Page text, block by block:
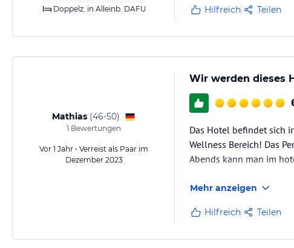
Doppelz. in Alleinb. DAFU
Hilfreich Teilen
Mathias (46-50)
1 Bewertungen
Vor 1 Jahr • Verreist als Paar im
Dezember 2023
Wir werden dieses
Das Hotel befindet sich
Wellness Bereich! Das
Abends kann man im
Mehr anzeigen
Hilfreich Teilen